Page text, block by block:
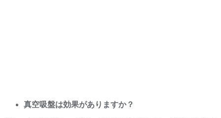
真空吸盤は効果がありますか？